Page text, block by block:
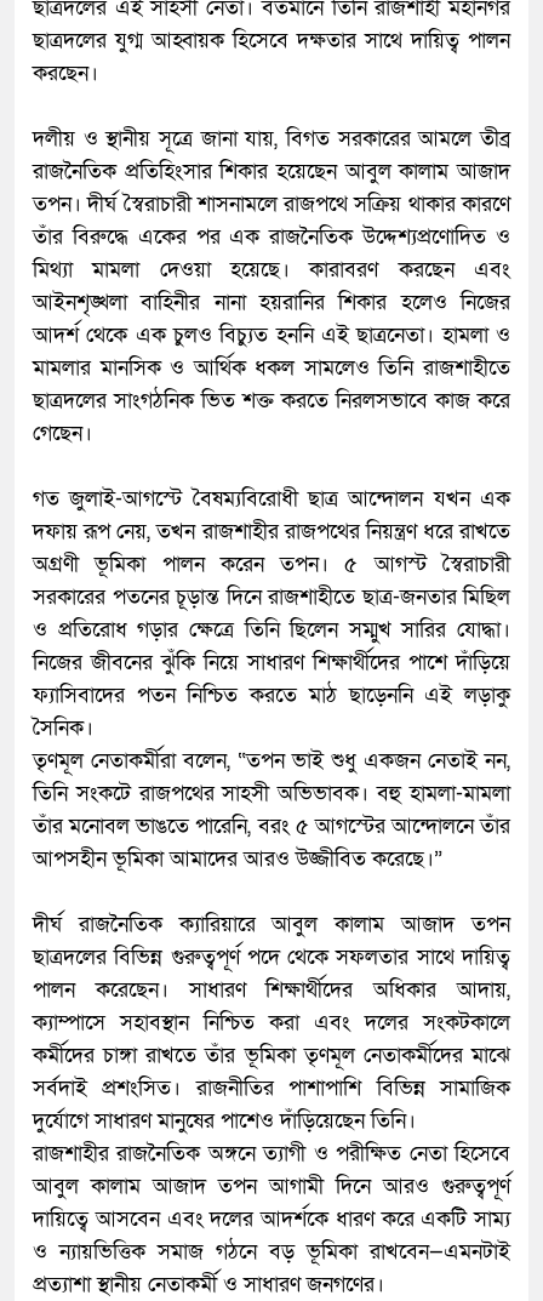
ছাত্রদলের এই সাহসী নেতা। বর্তমানে তিনি রাজশাহী মহানগর
ছাত্রদলের যুগ্ম আহ্বায়ক হিসেবে দক্ষতার সাথে দায়িত্ব পালন
করছেন।
​দলীয় ও স্থানীয় সূত্রে জানা যায়, বিগত সরকারের আমলে তীব্র
রাজনৈতিক প্রতিহিংসার শিকার হয়েছেন আবুল কালাম আজাদ
তপন। দীর্ঘ স্বৈরাচারী শাসনামলে রাজপথে সক্রিয় থাকার কারণে
তাঁর বিরুদ্ধে একের পর এক রাজনৈতিক উদ্দেশ্যপ্রণোদিত ও
মিথ্যা মামলা দেওয়া হয়েছে। কারাবরণ করছেন এবং
আইনশৃঙ্খলা বাহিনীর নানা হয়রানির শিকার হলেও নিজের
আদর্শ থেকে এক চুলও বিচ্যুত হননি এই ছাত্রনেতা। হামলা ও
মামলার মানসিক ও আর্থিক ধকল সামলেও তিনি রাজশাহীতে
ছাত্রদলের সাংগঠনিক ভিত শক্ত করতে নিরলসভাবে কাজ করে
গেছেন।
​গত জুলাই-আগস্টে বৈষম্যবিরোধী ছাত্র আন্দোলন যখন এক
দফায় রূপ নেয়, তখন রাজশাহীর রাজপথের নিয়ন্ত্রণ ধরে রাখতে
অগ্রণী ভূমিকা পালন করেন তপন। ৫ আগস্ট স্বৈরাচারী
সরকারের পতনের চূড়ান্ত দিনে রাজশাহীতে ছাত্র-জনতার মিছিল
ও প্রতিরোধ গড়ার ক্ষেত্রে তিনি ছিলেন সম্মুখ সারির যোদ্ধা।
নিজের জীবনের ঝুঁকি নিয়ে সাধারণ শিক্ষার্থীদের পাশে দাঁড়িয়ে
ফ্যাসিবাদের পতন নিশ্চিত করতে মাঠ ছাড়েননি এই লড়াকু
সৈনিক।
​তৃণমূল নেতাকর্মীরা বলেন, “তপন ভাই শুধু একজন নেতাই নন,
তিনি সংকটে রাজপথের সাহসী অভিভাবক। বহু হামলা-মামলা
তাঁর মনোবল ভাঙতে পারেনি, বরং ৫ আগস্টের আন্দোলনে তাঁর
আপসহীন ভূমিকা আমাদের আরও উজ্জীবিত করেছে।”
​দীর্ঘ রাজনৈতিক ক্যারিয়ারে আবুল কালাম আজাদ তপন
ছাত্রদলের বিভিন্ন গুরুত্বপূর্ণ পদে থেকে সফলতার সাথে দায়িত্ব
পালন করেছেন। সাধারণ শিক্ষার্থীদের অধিকার আদায়,
ক্যাম্পাসে সহাবস্থান নিশ্চিত করা এবং দলের সংকটকালে
কর্মীদের চাঙ্গা রাখতে তাঁর ভূমিকা তৃণমূল নেতাকর্মীদের মাঝে
সর্বদাই প্রশংসিত। রাজনীতির পাশাপাশি বিভিন্ন সামাজিক
দুর্যোগে সাধারণ মানুষের পাশেও দাঁড়িয়েছেন তিনি।
​রাজশাহীর রাজনৈতিক অঙ্গনে ত্যাগী ও পরীক্ষিত নেতা হিসেবে
আবুল কালাম আজাদ তপন আগামী দিনে আরও গুরুত্বপূর্ণ
দায়িত্বে আসবেন এবং দলের আদর্শকে ধারণ করে একটি সাম্য
ও ন্যায়ভিত্তিক সমাজ গঠনে বড় ভূমিকা রাখবেন—এমনটাই
প্রত্যাশা স্থানীয় নেতাকর্মী ও সাধারণ জনগণের।